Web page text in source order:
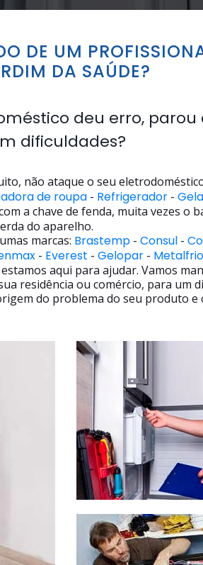
DE UM
DA SAÚDE?
deu erro,
dificuldades?
não ataque o seu
de roupa- Refrigerador-
a chave de fenda, muita vezes o
do aparelho.
marcas: Brastemp- Consul-
- Everest - Gelopar- Metalfrio
aqui para ajudar. Vamos
residência ou comércio, para um
do problema do seu produto e